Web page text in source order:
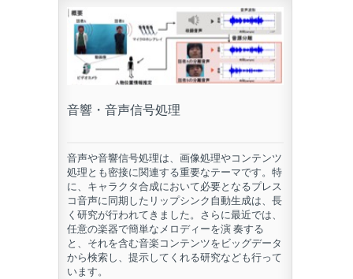
音響・音声信号処理
音声や音響信号処理は、画像処理やコンテンツ
処理とも密接に関連する重要なテーマです。特
に、キャラクタ合成において必要となるプレス
コ音声に同期したリップシンク自動生成は、長
く研究が行われてきました。さらに最近では、
任意の楽器で簡単なメロディーを演 奏する
と、それを含む音楽コンテンツをビッグデータ
から検索し、提示してくれる研究なども行って
います。